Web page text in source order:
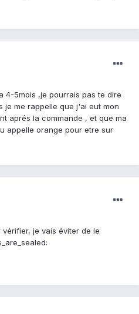
4-5mois ,je pourrais pas te dire
je me rappelle que j'ai eut mon
aprés la commande , et que ma
appelle orange pour etre sur
je vais éviter de le